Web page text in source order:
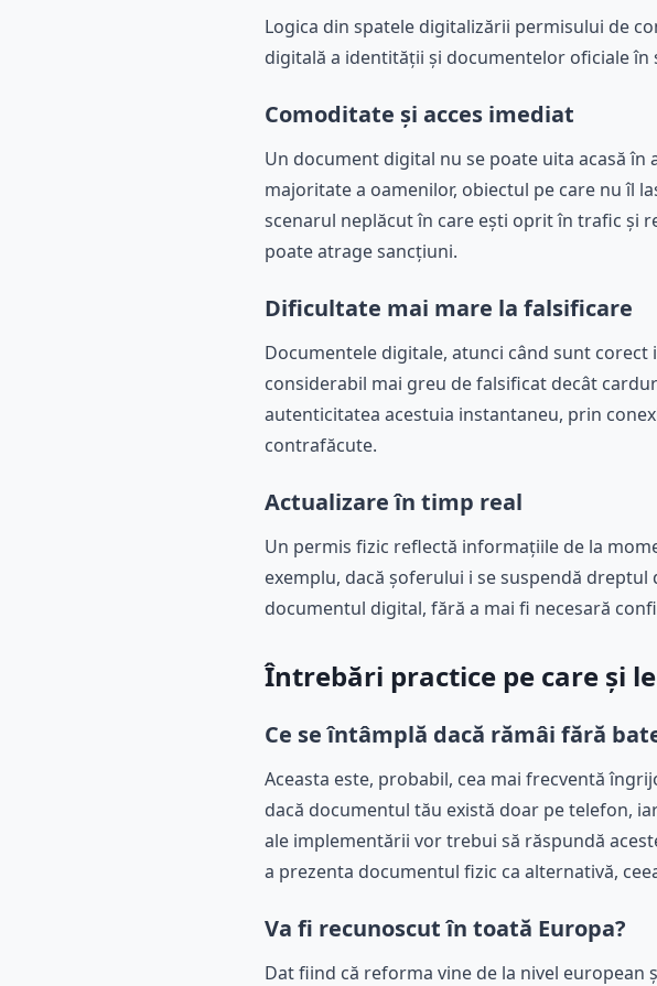
Logica din spatele digitalizării permisului de
digitală a identității și documentelor oficiale
Comoditate și acces imediat
Un document digital nu se poate uita acasă
majoritate a oamenilor, obiectul pe care nu îl
scenarul neplăcut în care ești oprit în trafic și
poate atrage sancțiuni.
Dificultate mai mare la falsificare
Documentele digitale, atunci când sunt
considerabil mai greu de falsificat decât
autenticitatea acestuia instantaneu, prin
contrafăcute.
Actualizare în timp real
Un permis fizic reflectă informațiile de la
exemplu, dacă șoferului i se suspendă
documentul digital, fără a mai fi necesară
Întrebări practice pe care și
Ce se întâmplă dacă rămâi fără
Aceasta este, probabil, cea mai frecventă
dacă documentul tău există doar pe telefon,
ale implementării vor trebui să răspundă
a prezenta documentul fizic ca alternativă,
Va fi recunoscut în toată Europa?
Dat fiind că reforma vine de la nivel european